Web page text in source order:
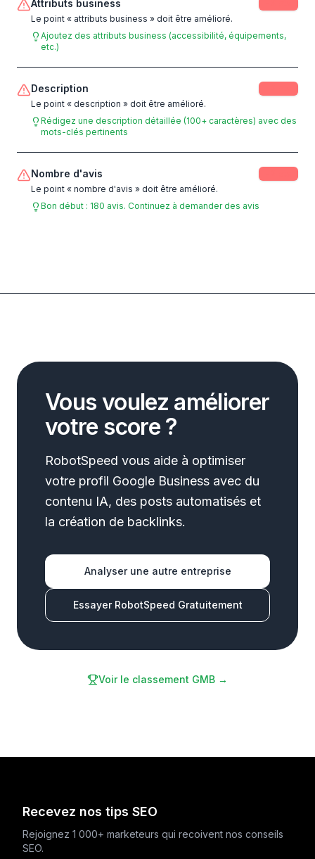
Attributs business
Le point « attributs business » doit être amélioré.
Ajoutez des attributs business (accessibilité, équipements,
etc.)
Description
Le point « description » doit être amélioré.
Rédigez une description détaillée (100+ caractères) avec des
mots-clés pertinents
Nombre d'avis
Le point « nombre d'avis » doit être amélioré.
Bon début : 180 avis. Continuez à demander des avis
Vous voulez améliorer
votre score ?
RobotSpeed vous aide à optimiser
votre profil Google Business avec du
contenu IA, des posts automatisés et
la création de backlinks.
Analyser une autre entreprise
Essayer RobotSpeed Gratuitement
Voir le classement GMB →
Recevez nos tips SEO
Rejoignez 1 000+ marketeurs qui recoivent nos conseils
SEO.